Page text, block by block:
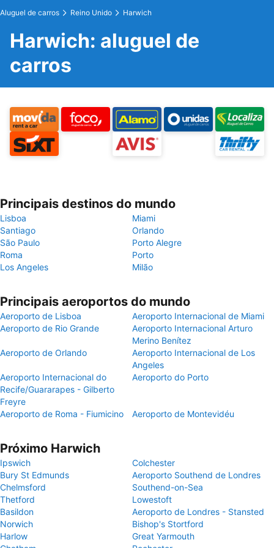
Aluguel de carros Reino Unido Harwich
Harwich: aluguel de
carros
Principais destinos do mundo
Lisboa
Miami
Santiago
Orlando
São Paulo
Porto Alegre
Roma
Porto
Los Angeles
Milão
Principais aeroportos do mundo
Aeroporto de Lisboa
Aeroporto Internacional de Miami
Aeroporto de Rio Grande
Aeroporto Internacional Arturo
Merino Benítez
Aeroporto de Orlando
Aeroporto Internacional de Los
Angeles
Aeroporto Internacional do
Recife/Guararapes - Gilberto
Freyre
Aeroporto do Porto
Aeroporto de Roma - Fiumicino Aeroporto de Montevidéu
Próximo Harwich
Ipswich
Colchester
Bury St Edmunds
Aeroporto Southend de Londres
Chelmsford
Southend-on-Sea
Thetford
Lowestoft
Basildon
Aeroporto de Londres - Stansted
Norwich
Bishop's Stortford
Harlow
Great Yarmouth